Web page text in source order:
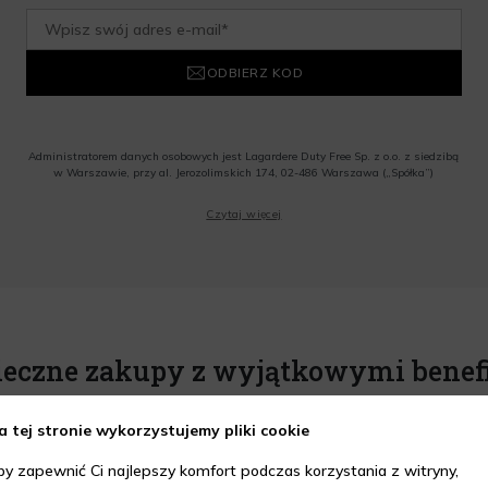
ODBIERZ KOD
Administratorem danych osobowych jest Lagardere Duty Free Sp. z o.o. z siedzibą
w Warszawie, przy al. Jerozolimskich 174, 02-486 Warszawa („Spółka”)
o.o. informacji handlowych, w tym newslettera, informacji o promocjach i
Czytaj więcej
zakupy z wyjątkowymi
tej stronie wykorzystujemy pliki cookie
zapewnić Ci najlepszy komfort podczas korzystania z witryny,